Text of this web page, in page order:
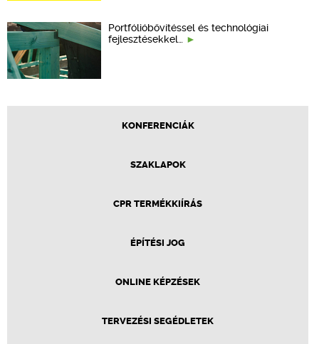
Portfólióbővítéssel és technológiai
fejlesztésekkel…
KONFERENCIÁK
SZAKLAPOK
CPR TERMÉKKIÍRÁS
ÉPÍTÉSI JOG
ONLINE KÉPZÉSEK
TERVEZÉSI SEGÉDLETEK